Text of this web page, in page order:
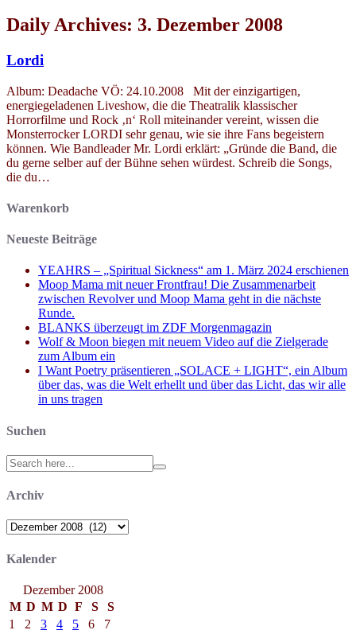
Daily Archives: 3. Dezember 2008
Lordi
Album: Deadache VÖ: 24.10.2008 Mit der einzigartigen,
energiegeladenen Liveshow, die die Theatralik klassischer
Horrorfilme und Rock ‚n‘ Roll miteinander vereint, wissen die
Monsterrocker LORDI sehr genau, wie sie ihre Fans begeistern
können. Wie Bandleader Mr. Lordi erklärt: „Gründe die Band, die
du gerne selber auf der Bühne sehen würdest. Schreib die Songs,
die du…
Warenkorb
Neueste Beiträge
YEAHRS – „Spiritual Sickness“ am 1. März 2024 erschienen
Moop Mama mit neuer Frontfrau! Die Zusammenarbeit
zwischen Revolver und Moop Mama geht in die nächste
Runde.
BLANKS überzeugt im ZDF Morgenmagazin
Wolf & Moon biegen mit neuem Video auf die Zielgerade
zum Album ein
I Want Poetry präsentieren „SOLACE + LIGHT“, ein Album
über das, was die Welt erhellt und über das Licht, das wir alle
in uns tragen
Suchen
Search
for:
Archiv
Archiv
Kalender
Dezember 2008
M D M D F S
S
1
2 3 4 5 6 7